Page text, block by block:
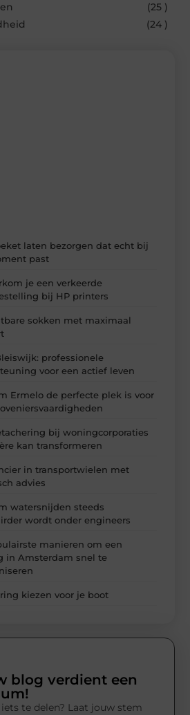
(25 )
(24 )
laten bezorgen dat echt bij
past
je een verkeerde
bij HP printers
sokken met maximaal
professionele
voor een actief leven
Ermelo de perfecte plek is voor
bij woningcorporaties
kan transformeren
in transportwielen met
advies
watersnijden steeds
wordt onder engineers
manieren om een
in Amsterdam snel te
kiezen voor je boot
blog verdient een
te delen? Laat jouw stem